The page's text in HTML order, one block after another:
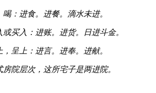
喝：进食。进餐。滴水未进。
或买入：进账。进货。日进斗金。
，呈上：进言。进奉。进献。
房院层次，这所宅子是两进院。